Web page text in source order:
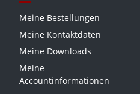
Meine Bestellungen
Meine Kontaktdaten
Meine Downloads
Meine
Accountinformationen